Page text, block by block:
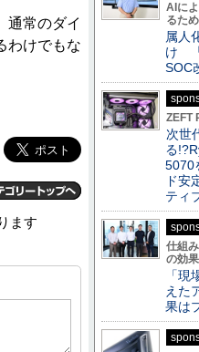
通常のダイ
わけでもな
ます
AIに
るた
属人
け
SOC
ZEFT
次世
る
5070
ド安
ティ
仕組
の効
「
えた
果は